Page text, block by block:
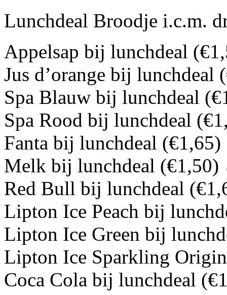
Lunchdeal Broodje i.c.m.
Appelsap bij lunchdeal (€
Jus d’orange bij lunchdeal (
Spa Blauw bij lunchdeal (€
Spa Rood bij lunchdeal (€
Fanta bij lunchdeal (€1,65)
Melk bij lunchdeal (€1,50)
Red Bull bij lunchdeal (€
Lipton Ice Peach bij
Lipton Ice Green bij
Lipton Ice Sparkling
Coca Cola bij lunchdeal (€